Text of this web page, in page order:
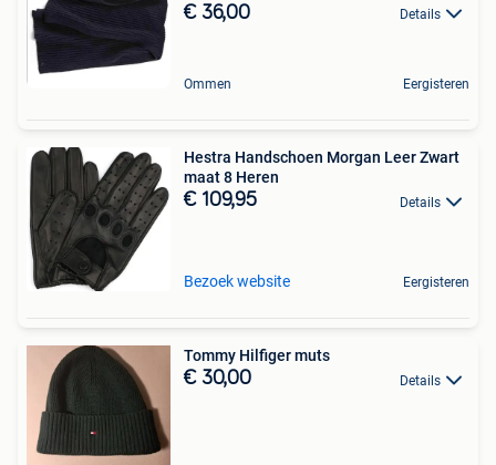
€ 36,00 Details
Ommen Eergisteren
Hestra Handschoen Morgan Leer Zwart
maat 8 Heren
€ 109,95 Details
Bezoek website Eergisteren
Tommy Hilfiger muts
€ 30,00 Details